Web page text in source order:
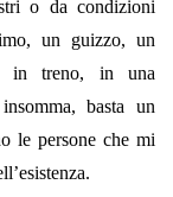
o da condizioni
un guizzo, un
in treno, in una
basta un
le persone che mi